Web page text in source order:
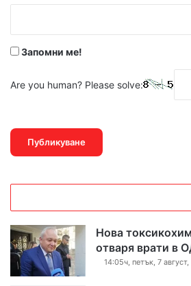
Запомни ме!
Are you human? Please solve:
Нова
отваря врати в
14:05ч, петък, 7